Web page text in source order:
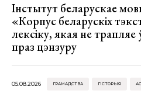
Інстытут беларускае
«Корпус беларускіх
лексіку, якая не
праз цэнзуру
05.08.2026 ГРАМАДСТВА ГІСТОРЫЯ